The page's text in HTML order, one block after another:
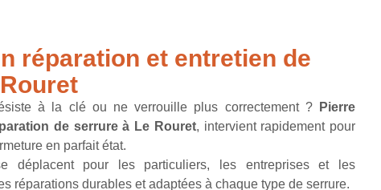
réparation et entretien de
à la clé ou ne verrouille plus correctement ?
Pierre
de serrure à Le Rouret, intervient rapidement pour
en parfait état.
déplacent pour les particuliers, les entreprises et les
réparations durables et adaptées à chaque type de serrure.